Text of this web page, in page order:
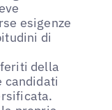
esigenze
di
della
candidati